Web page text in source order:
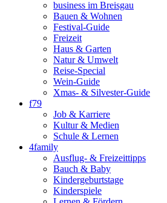
business im Breisgau
Bauen & Wohnen
Festival-Guide
Freizeit
Haus & Garten
Natur & Umwelt
Reise-Special
Wein-Guide
Xmas- & Silvester-Guide
f79
Job & Karriere
Kultur & Medien
Schule & Lernen
4family
Ausflug- & Freizeittipps
Bauch & Baby
Kindergeburtstage
Kinderspiele